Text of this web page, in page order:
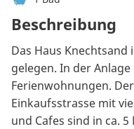
Beschreibung
Das Haus
gelegen. In der
Ferienwohnungen.
Einkaufsstrasse mit
und Cafes sind in ca.